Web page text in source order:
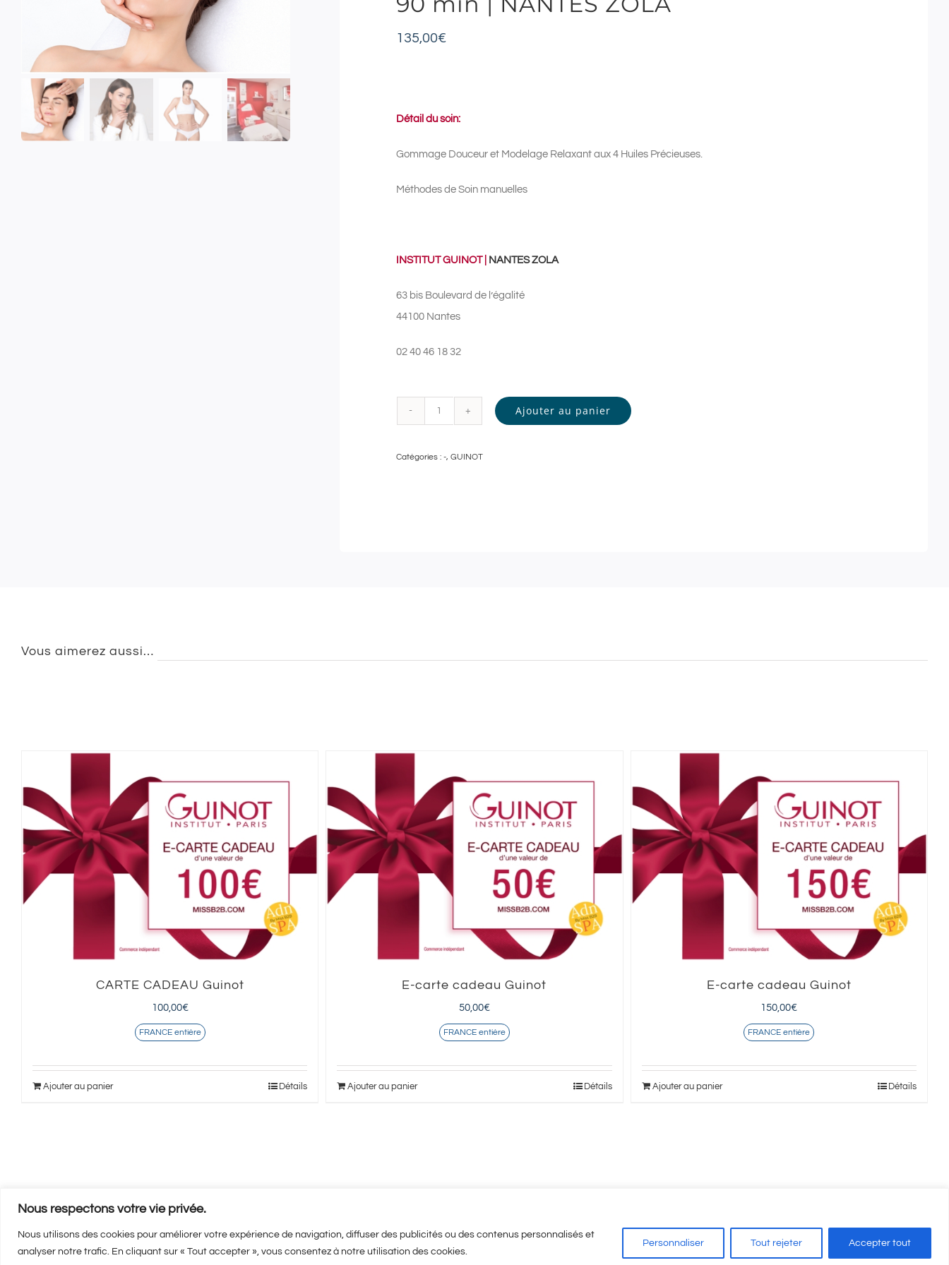
Nous respectons votre vie privée.
Nous utilisons des cookies pour améliorer votre expérience de navigation, diffuser des publicités ou des contenus personnalisés et
analyser notre trafic. En cliquant sur « Tout accepter », vous consentez à notre utilisation des cookies.
Personnaliser Tout rejeter Accepter tout
135,00€
Détail du soin:
Gommage Douceur et Modelage Relaxant aux 4 Huiles Précieuses.
Méthodes de Soin manuelles
INSTITUT GUINOT | NANTES ZOLA
63 bis Boulevard de l’égalité
44100 Nantes
02 40 46 18 32
INSTITUT
Ajouter au panier
Catégories :-,GUINOT
Vous aimerez aussi…
CARTE CADEAU Guinot
100,00€
FRANCE entière
Ajouter au panier Détails
E-carte cadeau Guinot
50,00€
FRANCE entière
Ajouter au panier Détails
E-carte cadeau Guinot
150,00€
FRANCE entière
Ajouter au panier Détails
Mentions Légales-CGV- A propos© Copyright